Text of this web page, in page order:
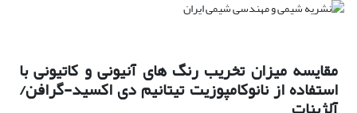
مقایسه میزان تخریب رنگ های آنیونی و کاتیونی با
استفاده از نانوکامپوزیت تیتانیم دی اکسید-گرافن/